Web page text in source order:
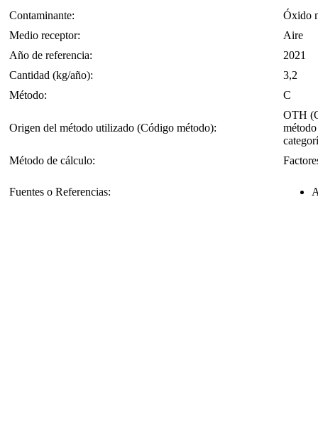
Contaminante:
Óxido
Medio receptor:
Aire
Año de referencia:
2021
Cantidad (kg/año):
3,2
Método:
C
Origen del método utilizado (Código método):
OTH
Método de cálculo:
Fuentes o Referencias: